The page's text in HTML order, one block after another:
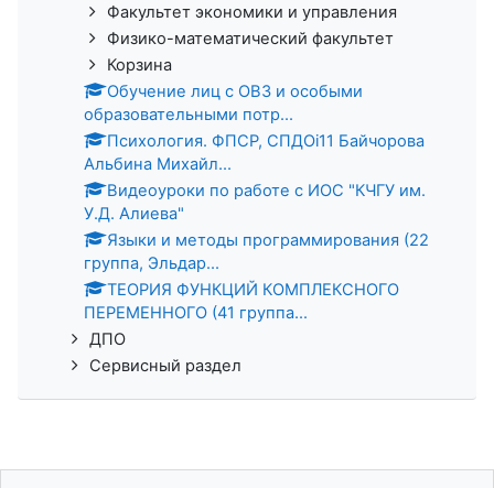
Факультет экономики и управления
Физико-математический факультет
Корзина
Обучение лиц с ОВЗ и особыми
образовательными потр...
Психология. ФПСР, СПДОi11 Байчорова
Альбина Михайл...
Видеоуроки по работе с ИОС "КЧГУ им.
У.Д. Алиева"
Языки и методы программирования (22
группа, Эльдар...
ТЕОРИЯ ФУНКЦИЙ КОМПЛЕКСНОГО
ПЕРЕМЕННОГО (41 группа...
ДПО
Сервисный раздел